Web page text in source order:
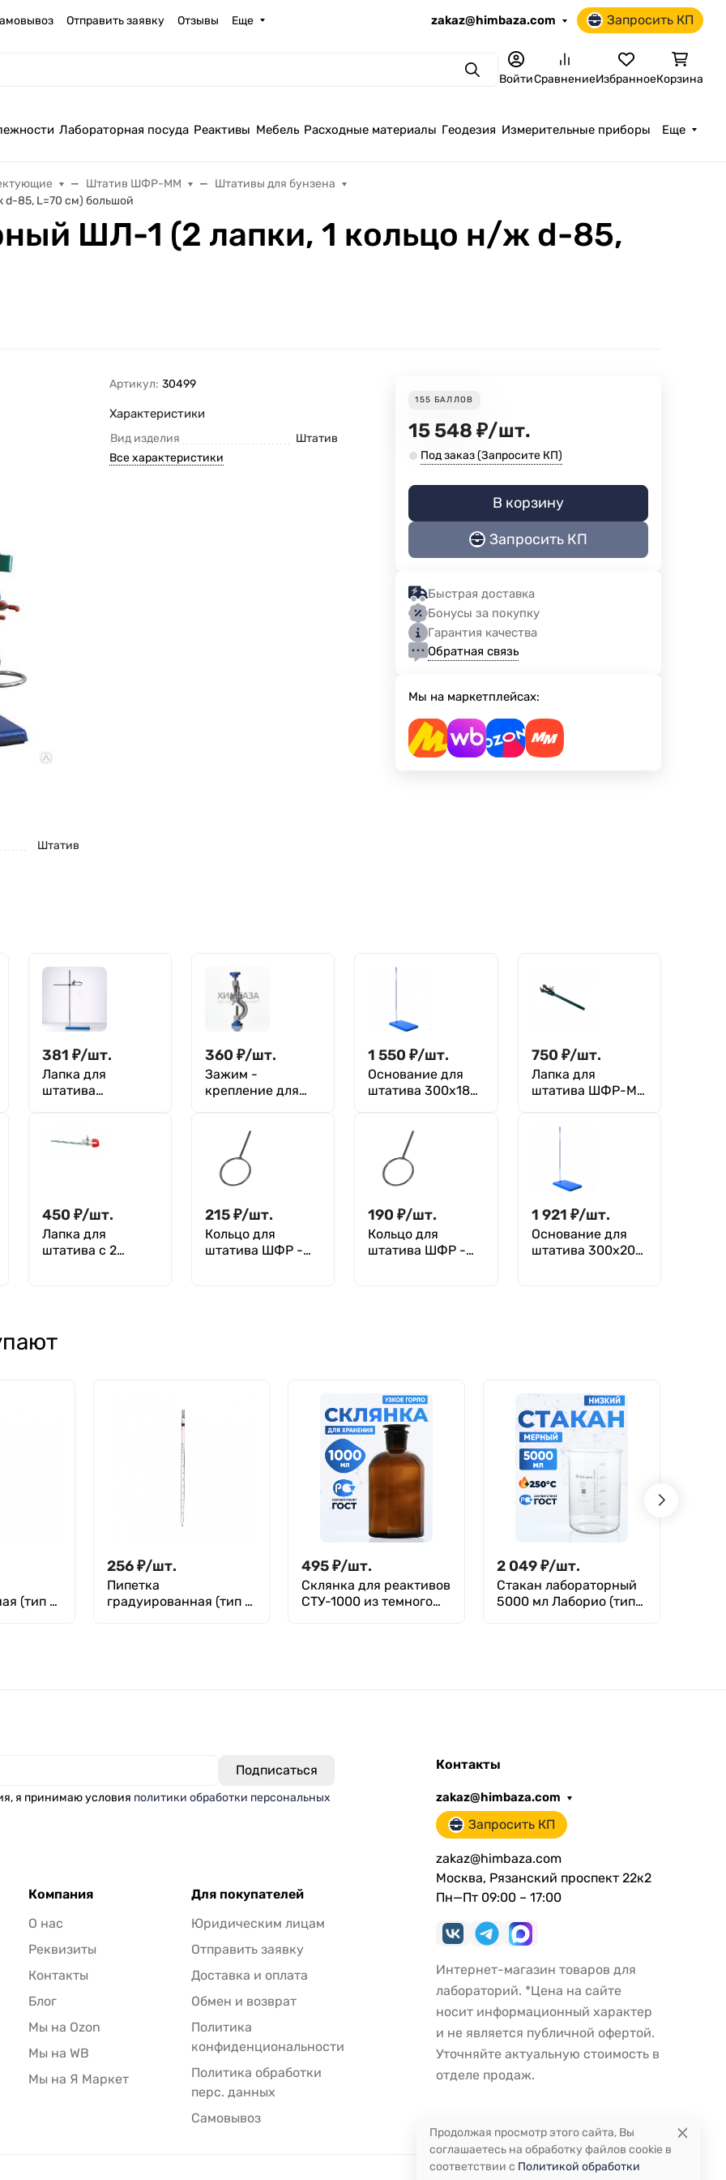
Отправить заявку Отзывы Еще zakaz@himbaza.com Запросить КП
ПоискВойтиСравнениеИзбранноеКорзина
Лабораторная посуда Реактивы Мебель Расходные материалы Геодезия Измерительные приборы Еще
Штатив ШФР-ММ
Штативы для бунзена
85, L=70 см) большой
ШЛ-1 (2 лапки, 1 кольцо н/ж d-85,
Артикул: 30499
Характеристики
Вид изделия
Штатив
Все характеристики
155 БАЛЛОВ
15 548 ₽/шт.
Под заказ (Запросите КП)
В корзину
Запросить КП
Быстрая доставка
Бонусы за покупку
Гарантия качества
Обратная связь
Мы на маркетплейсах:
Штатив
381 ₽/шт.
Лапка для
штатива
360 ₽/шт.
Зажим -
крепление для
1 550 ₽/шт.
Основание для
штатива 300х180
750 ₽/шт.
Лапка для
штатива ШФР-ММ
450 ₽/шт.
Лапка для
штатива с 2
215₽/шт.
Кольцо для
штатива ШФР -
190 ₽/шт.
Кольцо для
штатива ШФР -
1 921 ₽/шт.
Основание для
штатива 300х200
(тип 3
256 ₽/шт.
Пипетка
градуированная (тип 3
495₽/шт.
Склянка для реактивов
СТУ-1000 из темного
2 049₽/шт.
Стакан лабораторный
5000 мл Лаборио (тип
я принимаю условия политики обработки персональных
Компания
О нас
Реквизиты
Контакты
Блог
Мы на Ozon
Мы на WB
Мы на Я Маркет
Для покупателей
Юридическим лицам
Отправить заявку
Доставка и оплата
Обмен и возврат
Политика
конфиденциональности
Политика обработки
перс. данных
Самовывоз
Контакты
zakaz@himbaza.com
Запросить КП
zakaz@himbaza.com
Москва, Рязанский проспект 22к2
Пн—Пт 09:00 – 17:00
Интернет-магазин товаров для
лабораторий. *Цена на сайте
носит информационный характер
и не является публичной офертой.
Уточняйте актуальную стоимость в
отделе продаж.
Продолжая просмотр этого сайта, Вы
соглашаетесь на обработку файлов cookie в
соответствии с Политикой обработки